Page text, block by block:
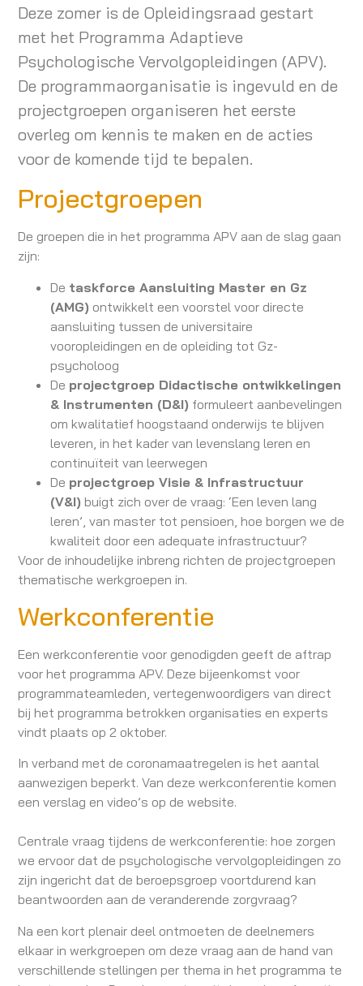
Deze zomer is de Opleidingsraad gestart
met het Programma Adaptieve
Psychologische Vervolgopleidingen (APV).
De programmaorganisatie is ingevuld en de
projectgroepen organiseren het eerste
overleg om kennis te maken en de acties
voor de komende tijd te bepalen.
Projectgroepen
De groepen die in het programma APV aan de slag gaan
zijn:
De taskforce Aansluiting Master en Gz
(AMG) ontwikkelt een voorstel voor directe
aansluiting tussen de universitaire
vooropleidingen en de opleiding tot Gz-
psycholoog
De projectgroep Didactische ontwikkelingen
& Instrumenten (D&I) formuleert aanbevelingen
om kwalitatief hoogstaand onderwijs te blijven
leveren, in het kader van levenslang leren en
continuïteit van leerwegen
De projectgroep Visie & Infrastructuur
(V&I) buigt zich over de vraag: ‘Een leven lang
leren’, van master tot pensioen, hoe borgen we de
kwaliteit door een adequate infrastructuur?
Voor de inhoudelijke inbreng richten de projectgroepen
thematische werkgroepen in.
Werkconferentie
Een werkconferentie voor genodigden geeft de aftrap
voor het programma APV. Deze bijeenkomst voor
programmateamleden, vertegenwoordigers van direct
bij het programma betrokken organisaties en experts
vindt plaats op 2 oktober.
In verband met de coronamaatregelen is het aantal
aanwezigen beperkt. Van deze werkconferentie komen
een verslag en video’s op de website.
Centrale vraag tijdens de werkconferentie: hoe zorgen
we ervoor dat de psychologische vervolgopleidingen zo
zijn ingericht dat de beroepsgroep voortdurend kan
beantwoorden aan de veranderende zorgvraag?
Na een kort plenair deel ontmoeten de deelnemers
elkaar in werkgroepen om deze vraag aan de hand van
verschillende stellingen per thema in het programma te